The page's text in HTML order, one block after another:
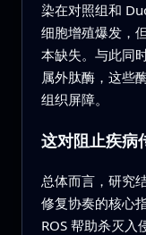
染在对照组和
细胞增殖爆发，
本缺失。与此同
属外肽酶，这些
组织屏障。
这对阻止疾病
总体而言，研究
修复协奏的核心
ROS 帮助杀灭入